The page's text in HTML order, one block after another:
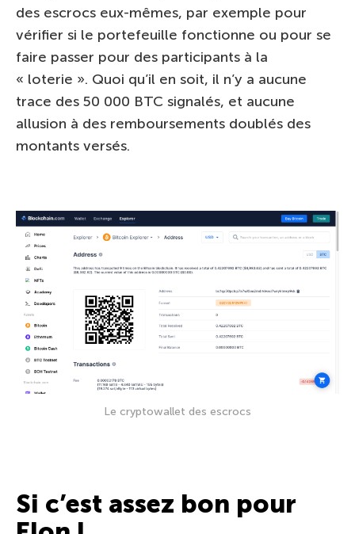
des escrocs eux-mêmes, par exemple pour
vérifier si le portefeuille fonctionne ou pour se
faire passer pour des participants à la
« loterie ». Quoi qu’il en soit, il n’y a aucune
trace des 50 000 BTC signalés, et aucune
allusion à des remboursements doublés des
montants versés.
Le cryptowallet des escrocs
Si c’est assez bon pour